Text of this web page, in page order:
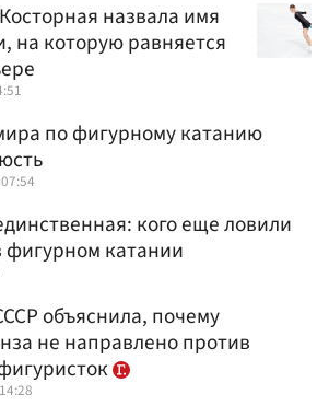
назвала имя
на которую равняется
по фигурному катанию
кого еще ловили
фигурном катании
объяснила, почему
не направлено против